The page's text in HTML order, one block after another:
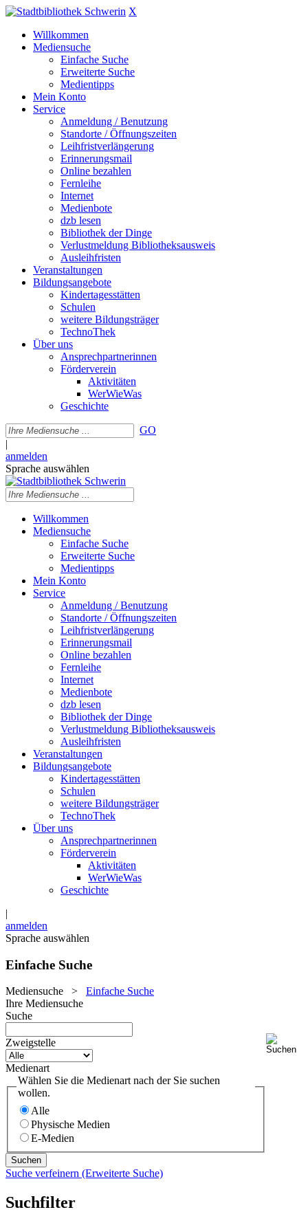
X
Willkommen
Mediensuche
Einfache Suche
Erweiterte Suche
Medientipps
Mein Konto
Service
Anmeldung / Benutzung
Standorte / Öffnungszeiten
Leihfristverlängerung
Erinnerungsmail
Online bezahlen
Fernleihe
Internet
Medienbote
dzb lesen
Bibliothek der Dinge
Verlustmeldung Bibliotheksausweis
Ausleihfristen
Veranstaltungen
Bildungsangebote
Kindertagesstätten
Schulen
weitere Bildungsträger
TechnoThek
Über uns
Ansprechpartnerinnen
Förderverein
Aktivitäten
WerWieWas
Geschichte
GO
|
anmelden
Sprache auswählen
Willkommen
Mediensuche
Einfache Suche
Erweiterte Suche
Medientipps
Mein Konto
Service
Anmeldung / Benutzung
Standorte / Öffnungszeiten
Leihfristverlängerung
Erinnerungsmail
Online bezahlen
Fernleihe
Internet
Medienbote
dzb lesen
Bibliothek der Dinge
Verlustmeldung Bibliotheksausweis
Ausleihfristen
Veranstaltungen
Bildungsangebote
Kindertagesstätten
Schulen
weitere Bildungsträger
TechnoThek
Über uns
Ansprechpartnerinnen
Förderverein
Aktivitäten
WerWieWas
Geschichte
|
anmelden
Sprache auswählen
Einfache Suche
Mediensuche > Einfache Suche
Ihre Mediensuche
Suche
Zweigstelle
Medienart
Wählen Sie die Medienart nach der Sie suchen
wollen.
Alle
Physische Medien
E-Medien
Suche verfeinern (Erweiterte Suche)
Suchfilter